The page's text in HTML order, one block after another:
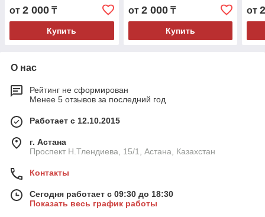
от 2 000 ₸
Купить
от 2 000₸
Купить
от
О нас
Рейтинг не сформирован
Менее 5 отзывов за последний год
Работает с 12.10.2015
г. Астана
Проспект Н.Тлендиева, 15/1, Астана, Казахстан
Контакты
Сегодня работает с 09:30 до 18:30
Показать весь график работы